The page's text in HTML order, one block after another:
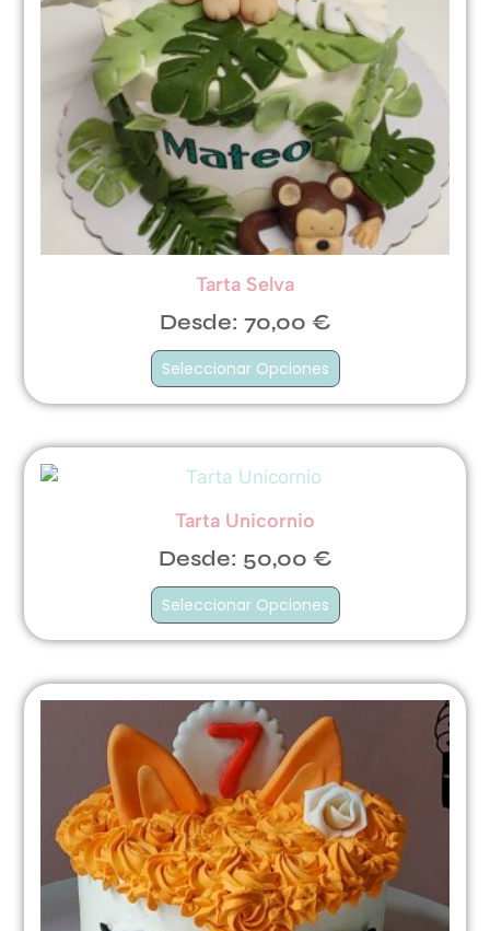
Tarta Selva
Desde: 70,00 €
Seleccionar Opciones
Tarta Unicornio
Desde: 50,00 €
Seleccionar Opciones